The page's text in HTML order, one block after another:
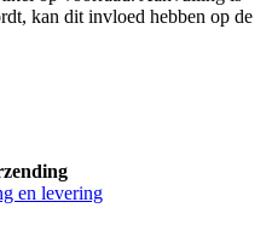
kan dit invloed hebben op de
en levering